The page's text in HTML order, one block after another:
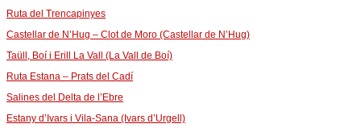
Ruta del Trencapinyes
Castellar de N’Hug – Clot de Moro (Castellar de N’Hug)
Taüll, Boí i Erill La Vall (La Vall de Boí)
Ruta Estana – Prats del Cadí
Salines del Delta de l’Ebre
Estany d’Ivars i Vila-Sana (Ivars d’Urgell)